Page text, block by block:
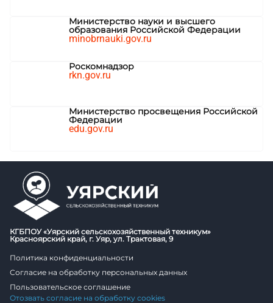
Министерство науки и высшего
образования Российской Федерации
minobrnauki.gov.ru
Роскомнадзор
rkn.gov.ru
Министерство просвещения Российской
Федерации
edu.gov.ru
КГБПОУ «Уярский сельскохозяйственный техникум»
Красноярский край, г. Уяр, ул. Трактовая, 9
Политика конфиденциальности
Согласие на обработку персональных данных
Пользовательское соглашение
Отозвать согласие на обработку cookies